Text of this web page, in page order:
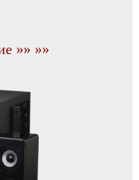
»» »»